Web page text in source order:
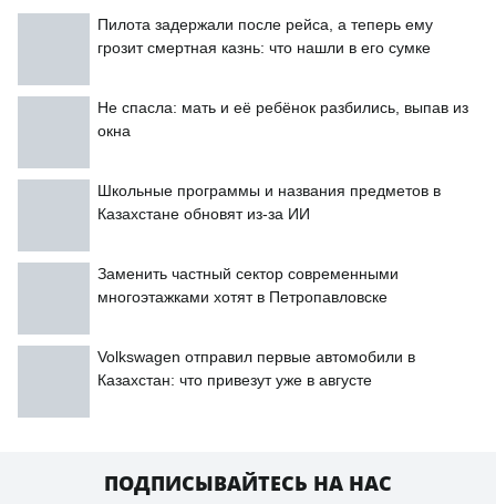
Пилота задержали после рейса, а теперь ему
грозит смертная казнь: что нашли в его сумке
Не спасла: мать и её ребёнок разбились, выпав из
окна
Школьные программы и названия предметов в
Казахстане обновят из-за ИИ
Заменить частный сектор современными
многоэтажками хотят в Петропавловске
Volkswagen отправил первые автомобили в
Казахстан: что привезут уже в августе
ПОДПИСЫВАЙТЕСЬ НА НАС